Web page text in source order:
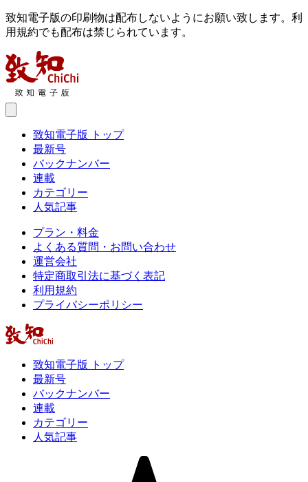
致知電子版の印刷物は配布しないようにお願い致します。利
用規約でも配布は禁じられています。
致知電子版 トップ
最新号
バックナンバー
連載
カテゴリー
人気記事
プラン・料金
よくある質問・お問い合わせ
運営会社
特定商取引法に基づく表記
利用規約
プライバシーポリシー
致知電子版 トップ
最新号
バックナンバー
連載
カテゴリー
人気記事